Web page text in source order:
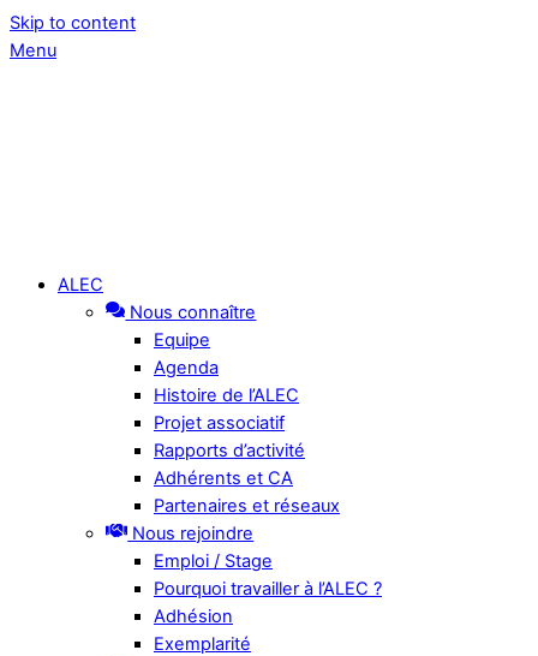
Skip to content
Menu
ALEC
Nous connaître
Equipe
Agenda
Histoire de l’ALEC
Projet associatif
Rapports d’activité
Adhérents et CA
Partenaires et réseaux
Nous rejoindre
Emploi / Stage
Pourquoi travailler à l’ALEC ?
Adhésion
Exemplarité